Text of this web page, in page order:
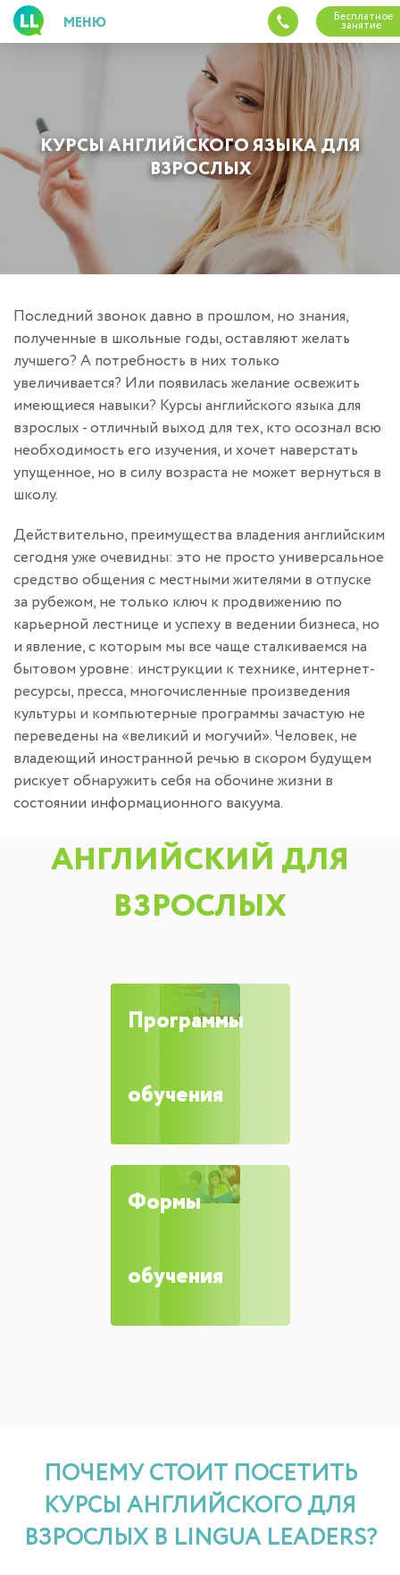
Перейти
основному
МЕНЮ
Бесплатное
занятие
КУРСЫ АНГЛИЙСКОГО ЯЗЫКА ДЛЯ
ВЗРОСЛЫХ
Последний звонок давно в прошлом, но знания,
полученные в школьные годы, оставляют желать
лучшего? А потребность в них только
увеличивается? Или появилась желание освежить
имеющиеся навыки? Курсы английского языка для
взрослых - отличный выход для тех, кто осознал всю
необходимость его изучения, и хочет наверстать
упущенное, но в силу возраста не может вернуться в
школу.
Действительно, преимущества владения английским
сегодня уже очевидны: это не просто универсальное
средство общения с местными жителями в отпуске
за рубежом, не только ключ к продвижению по
карьерной лестнице и успеху в ведении бизнеса, но
и явление, с которым мы все чаще сталкиваемся на
бытовом уровне: инструкции к технике, интернет-
ресурсы, пресса, многочисленные произведения
культуры и компьютерные программы зачастую не
переведены на «великий и могучий». Человек, не
владеющий иностранной речью в скором будущем
рискует обнаружить себя на обочине жизни в
состоянии информационного вакуума.
АНГЛИЙСКИЙ ДЛЯ
ВЗРОСЛЫХ
Программы
обучения
Формы
обучения
ПОЧЕМУ СТОИТ ПОСЕТИТЬ
КУРСЫ АНГЛИЙСКОГО ДЛЯ
ВЗРОСЛЫХ В LINGUA LEADERS?